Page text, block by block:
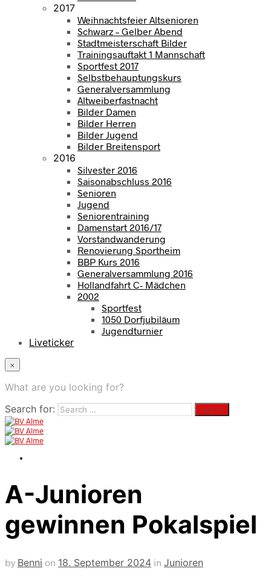
2017
Weihnachtsfeier Altsenioren
Schwarz – Gelber Abend
Stadtmeisterschaft Bilder
Trainingsauftakt 1 Mannschaft
Sportfest 2017
Selbstbehauptungskurs
Generalversammlung
Altweiberfastnacht
Bilder Damen
Bilder Herren
Bilder Jugend
Bilder Breitensport
2016
Silvester 2016
Saisonabschluss 2016
Senioren
Jugend
Seniorentraining
Damenstart 2016/17
Vorstandwanderung
Renovierung Sportheim
BBP Kurs 2016
Generalversammlung 2016
Hollandfahrt C- Mädchen
2002
Sportfest
1050 Dorfjubiläum
Jugendturnier
Liveticker
×
What are you looking for?
Search for:
A-Junioren
gewinnen Pokalspiel
by Benni on 18. September 2024 in Junioren